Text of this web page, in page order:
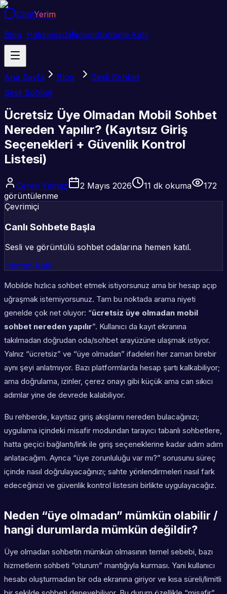
ChatYerim
Blog HakkımızdaİletişimSohbete Katıl
Ana Sayfa Blog
Sesli Sohbet
Sesli Sohbet
Ücretsiz Üye Olmadan Mobil Sohbet
Nereden Yapılır? (Kayıtsız Giriş
Seçenekleri + Güvenlik Kontrol
Listesi)
Ceren Yılmaz 2 Mayıs 2026 11 dk okuma
172
görüntülenme
Çevrimiçi
Canlı Sohbete Başla
Sesli ve görüntülü sohbet odalarına hemen katıl.
Hemen Katıl
Mobilde hızlıca sohbet etmek istiyorsunuz ama bir hesap açıp
uğraşmak istemiyorsunuz. Tam bu noktada arama niyeti
genelde çok net oluyor: “ücretsiz üye olmadan mobil
sohbet nereden yapılır”. Kullanıcı da kayıt ekranına
takılmadan doğrudan oda/sohbet arayüzüne ulaşmak istiyor.
Yalnız “ücretsiz” ve “üye olmadan” ifadeleri her zaman birebir
aynı şeyi anlatmıyor. Bazı platformlarda hesap şartı kalkabiliyor;
ama doğrulama, izinler, çerez onayı gibi küçük ama can sıkıcı
adımlar yine de devrede kalabiliyor.
Bu rehberde, kayıtsız giriş akışlarını nereden bulacağınızı;
uygulama içindeki misafir modundan tarayıcı tabanlı sohbetlere,
hatta geçici bağlantı/link ile giriş seçeneklerine kadar adım adım
anlatacağım. Ayrıca “üye zorunluluğu var mı?” sorusunu süreç
içinde nasıl doğrulayacağınızı; sahte yönlendirmeleri nasıl fark
edeceğinizi ve güvenlik kontrol listesini birlikte uygulayacağız.
Neden “üye olmadan” mümkün olabilir /
hangi durumlarda mümkün değildir?
Üye olmadan sohbetin mümkün olmasının temel sebebi, bazı
hizmetlerin sohbeti “oturum” mantığıyla kurması. Yani kullanıcı
hesabı oluşturmadan bir oda ekranına giriyor ve kısa süreli/limitli